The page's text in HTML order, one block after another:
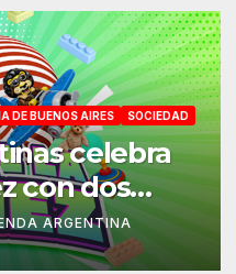
DE BUENOS AIRES SOCIEDAD
celebra
con dos
ARGENTINA